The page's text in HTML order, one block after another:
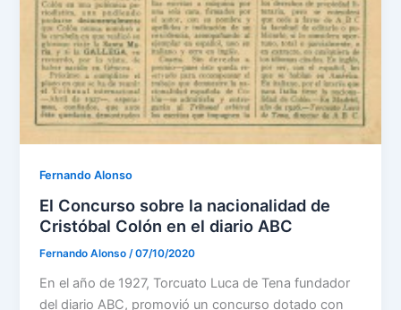
Fernando Alonso
El Concurso sobre la nacionalidad de
Cristóbal Colón en el diario ABC
Fernando Alonso/07/10/2020
En el año de 1927, Torcuato Luca de Tena fundador
del diario ABC, promovió un concurso dotado con